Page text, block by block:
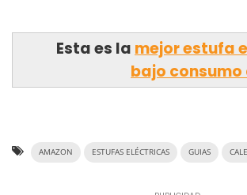
Esta es la mejor estufa
bajo consumo
AMAZON ESTUFAS ELÉCTRICAS GUIAS